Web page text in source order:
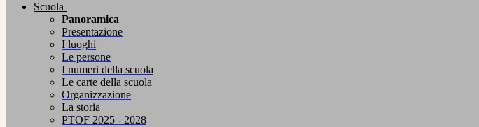
Scuola
Panoramica
Presentazione
I luoghi
Le persone
I numeri della scuola
Le carte della scuola
Organizzazione
La storia
PTOF 2025 - 2028